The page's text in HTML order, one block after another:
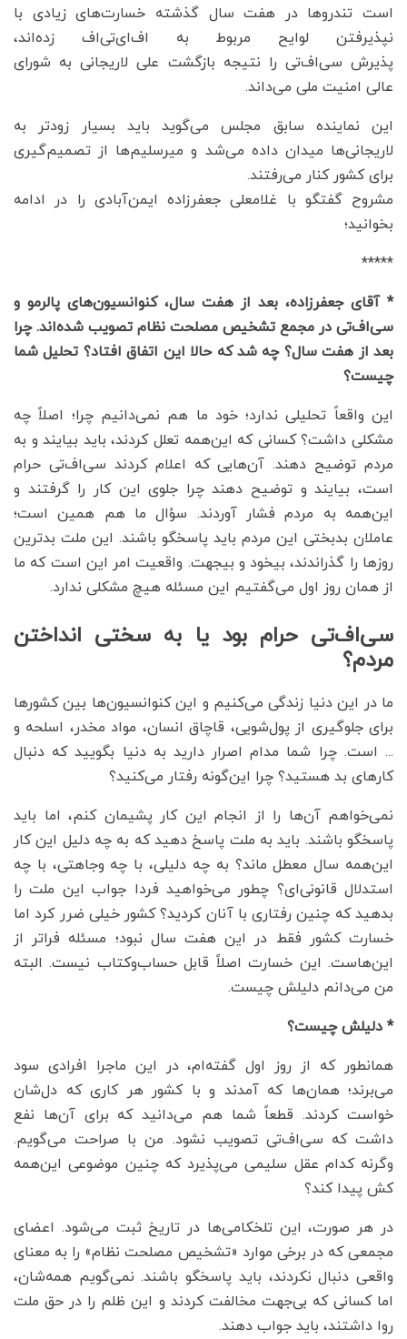
است تندروها در هفت سال گذشته خسارت‌های زیادی با
نپذیرفتن لوایح مربوط به اف‌ای‌تی‌اف زده‌اند،
پذیرش سی‌اف‌تی را نتیجه بازگشت علی لاریجانی به شورای
عالی امنیت ملی می‌داند.
این نماینده سابق مجلس می‌گوید باید بسیار زودتر به
لاریجانی‌ها میدان داده می‌شد و میرسلیم‌ها از تصمیم‌گیری
برای کشور کنار می‌رفتند.
مشروح گفتگو با غلامعلی جعفرزاده ایمن‌آبادی را در ادامه
بخوانید؛
*****
* آقای جعفرزاده، بعد از هفت سال، کنوانسیون‌های پالرمو و
سی‌اف‌تی در مجمع تشخیص مصلحت نظام تصویب شده‌اند. چرا
بعد از هفت سال؟ چه شد که حالا این اتفاق افتاد؟ تحلیل شما
چیست؟
این واقعاً تحلیلی ندارد؛ خود ما هم نمی‌دانیم چرا؛ اصلاً چه
مشکلی داشت؟ کسانی که این‌همه تعلل کردند، باید بیایند و به
مردم توضیح دهند. آن‌هایی که اعلام کردند سی‌اف‌تی حرام
است، بیایند و توضیح دهند چرا جلوی این کار را گرفتند و
این‌همه به مردم فشار آوردند. سؤال ما هم همین است؛
عاملان بدبختی این مردم باید پاسخگو باشند. این ملت بدترین
روزها را گذراندند، بیخود و بیجهت. واقعیت امر این است که ما
از همان روز اول می‌گفتیم این مسئله هیچ مشکلی ندارد.
سی‌اف‌تی حرام بود یا به سختی انداختن
مردم؟
ما در این دنیا زندگی می‌کنیم و این کنوانسیون‌ها بین کشورها
برای جلوگیری از پول‌شویی، قاچاق انسان، مواد مخدر، اسلحه و
... است. چرا شما مدام اصرار دارید به دنیا بگویید که دنبال
کارهای بد هستید؟ چرا این‌گونه رفتار می‌کنید؟
نمی‌خواهم آن‌ها را از انجام این کار پشیمان کنم، اما باید
پاسخگو باشند. باید به ملت پاسخ دهید که به چه دلیل این کار
این‌همه سال معطل ماند؟ به چه دلیلی، با چه وجاهتی، با چه
استدلال قانونی‌ای؟ چطور می‌خواهید فردا جواب این ملت را
بدهید که چنین رفتاری با آنان کردید؟ کشور خیلی ضرر کرد اما
خسارت کشور فقط در این هفت سال نبود؛ مسئله فراتر از
این‌هاست. این خسارت اصلاً قابل حساب‌وکتاب نیست. البته
من می‌دانم دلیلش چیست.
* دلیلش چیست؟
همانطور که از روز اول گفته‌ام، در این ماجرا افرادی سود
می‌برند؛ همان‌ها که آمدند و با کشور هر کاری که دل‌شان
خواست کردند. قطعاً شما هم می‌دانید که برای آن‌ها نفع
داشت که سی‌اف‌تی تصویب نشود. من با صراحت می‌گویم.
وگرنه کدام عقل سلیمی می‌پذیرد که چنین موضوعی این‌همه
کش پیدا کند؟
در هر صورت، این تلخکامی‌ها در تاریخ ثبت می‌شود. اعضای
مجمعی که در برخی موارد «تشخیص مصلحت نظام» را به معنای
واقعی دنبال نکردند، باید پاسخگو باشند. نمی‌گویم همه‌شان،
اما کسانی که بی‌جهت مخالفت کردند و این ظلم را در حق ملت
روا داشتند، باید جواب دهند.